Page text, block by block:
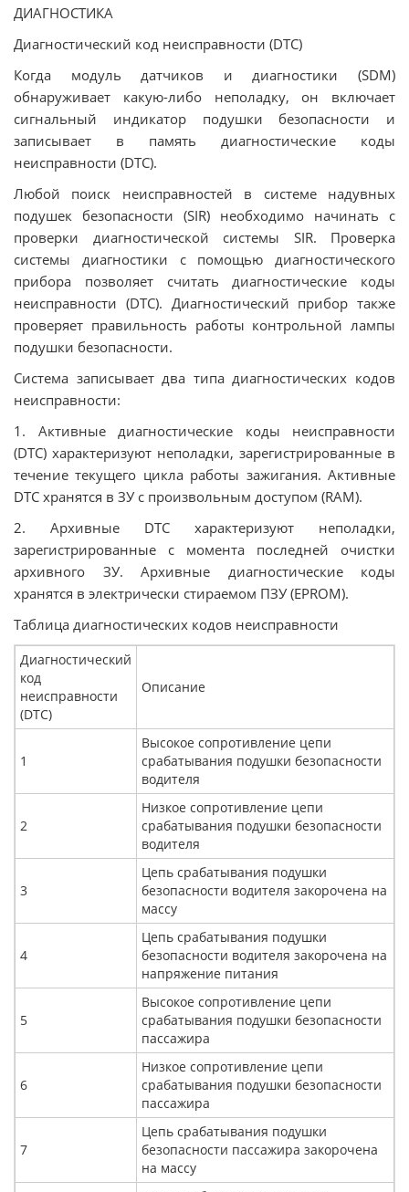
ДИАГНОСТИКА
Диагностический код неисправности (DTC)
Когда модуль датчиков и диагностики (SDM)
обнаруживает какую-либо неполадку, он включает
сигнальный индикатор подушки безопасности и
записывает в память диагностические коды
неисправности (DTC).
Любой поиск неисправностей в системе надувных
подушек безопасности (SIR) необходимо начинать с
проверки диагностической системы SIR. Проверка
системы диагностики с помощью диагностического
прибора позволяет считать диагностические коды
неисправности (DTC). Диагностический прибор также
проверяет правильность работы контрольной лампы
подушки безопасности.
Система записывает два типа диагностических кодов
неисправности:
1. Активные диагностические коды неисправности
(DTC) характеризуют неполадки, зарегистрированные в
течение текущего цикла работы зажигания. Активные
DTC хранятся в ЗУ с произвольным доступом (RAM).
2. Архивные DTC характеризуют неполадки,
зарегистрированные с момента последней очистки
архивного ЗУ. Архивные диагностические коды
хранятся в электрически стираемом ПЗУ (EPROM).
Таблица диагностических кодов неисправности
Диагностический
код
неисправности
(DTC)
Описание
1
Высокое сопротивление цепи
срабатывания подушки безопасности
водителя
2
Низкое сопротивление цепи
срабатывания подушки безопасности
водителя
3
Цепь срабатывания подушки
безопасности водителя закорочена на
массу
4
Цепь срабатывания подушки
безопасности водителя закорочена на
напряжение питания
5
Высокое сопротивление цепи
срабатывания подушки безопасности
пассажира
6
Низкое сопротивление цепи
срабатывания подушки безопасности
пассажира
7
Цепь срабатывания подушки
безопасности пассажира закорочена
на массу